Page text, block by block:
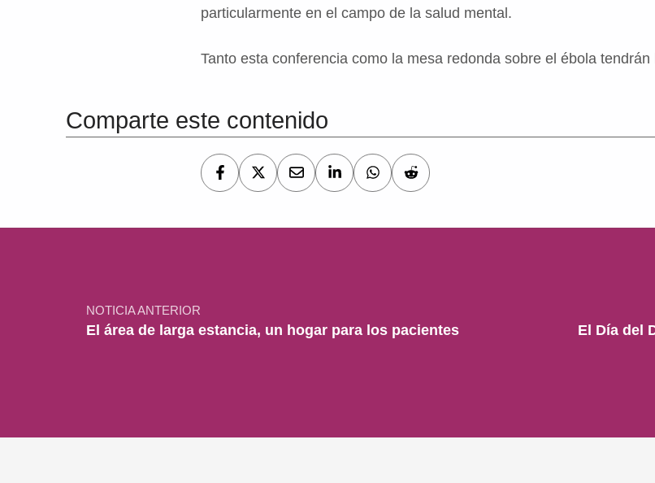
particularmente en el campo de la salud mental.
Tanto esta conferencia como la mesa redonda sobre el ébola
Comparte este contenido
NOTICIA ANTERIOR
El área de larga estancia, un hogar para los pacientes
El Día del